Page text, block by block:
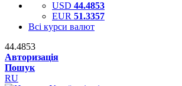
USD 44.4853
EUR 51.3357
Всі курси валют
44.4853
Авторизація
Пошук
RU